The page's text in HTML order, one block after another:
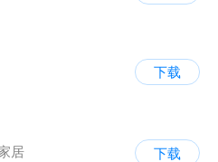
下载
居
下载